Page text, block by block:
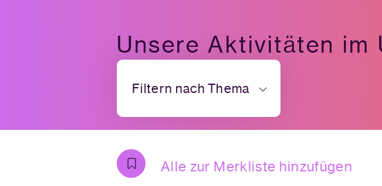
Unsere Aktivitäten im
Filtern nach Thema
Alle zur Merkliste hinzufügen